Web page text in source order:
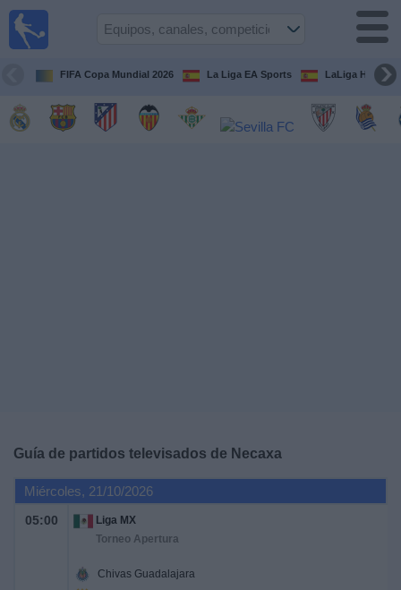
FIFA Copa Mundial 2026 La Liga EA Sports LaLiga
Guía de partidos televisados de Necaxa
Miércoles, 21/10/2026
05:00
Liga MX
Torneo Apertura
Chivas Guadalajara
Guía de
Televisados
Noticias